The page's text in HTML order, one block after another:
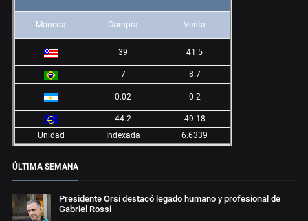
Moneda Compra Venta
39 41.5
7 8.7
0.02 0.2
44.2
49.18
Unidad
Indexada 6.6339
ÚLTIMA SEMANA
Presidente Orsi destacó legado humano y profesional de
Gabriel Rossi